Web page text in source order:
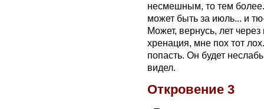
несмешным, то тем
может быть за июль... и
Может, вернусь, лет
хренация, мне пох тот
попасть. Он будет
видел.
‪Откровение 3